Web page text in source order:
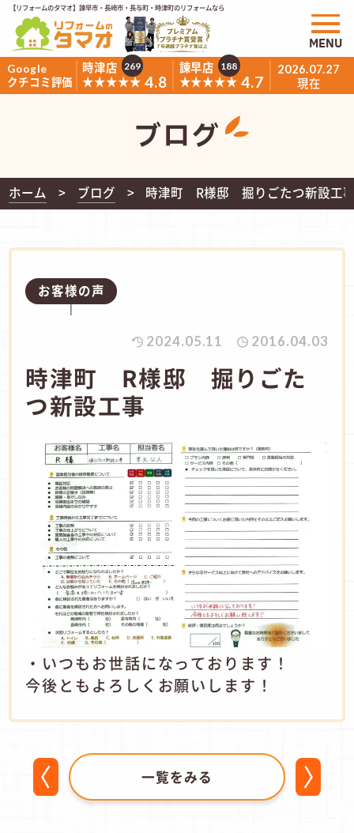
【リフォームのタマオ】諫早市・長崎市・長与町・時津町のリフォームなら
Google
クチコミ評価
時津店
★★★★★ 4.8
269
諫早店
★★★★★ 4.7
188 2026.07.27
現在
MENU
ブログ
ホーム ブログ 時津町 R様邸 掘りごたつ新設工
お客様の声
2024.05.11 2016.04.03
時津町 R様邸 掘りごた
つ新設工事
・いつもお世話になっております！
今後ともよろしくお願いします！
一覧をみる